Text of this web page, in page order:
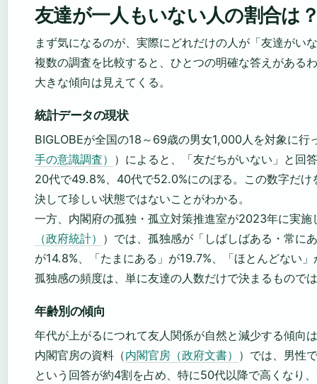
友達が一人もいない人の割合は
まず気になるのが、実際にどれだけの人が「友達がい
複数の調査を比較すると、ひとつの明確な答えがある
大きな傾向は見えてくる。
統計データの現状
BIGLOBEが全国の18～69歳の男女1,000人を対象に行
手の意識調査） ）によると、「友だちがいない」と回
20代で49.8%、40代で52.0%にのぼる。この数字だけ
決して珍しい状態ではないことがわかる。
一方、内閣府の孤独・孤立対策推進室が2023年に実施
（政府統計） ）では、孤独感が「しばしばある・常に
が14.8%、「たまにある」が19.7%、「ほとんどない
孤独感の頻度は、単に友達の人数だけで決まるもので
年齢別の傾向
年代が上がるにつれて友人関係が自然と減少する傾向
内閣官房の資料（内閣官房（政府文書） ）では、男性
という回答が約4割を占め、特に50代以降で高くなり